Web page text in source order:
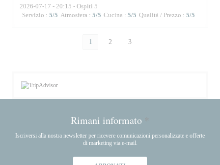
2026-07-17 - 20:15 - Ospiti 5
Servizio : 5/5 Atmosfera : 5/5 Cucina : 5/5 Qualità / Prezzo : 5/5
1 2 3
Rimani informato *
Iscriversi alla nostra newsletter per ricevere comunicazioni personalizzate e offerte
di marketing via e-mail.